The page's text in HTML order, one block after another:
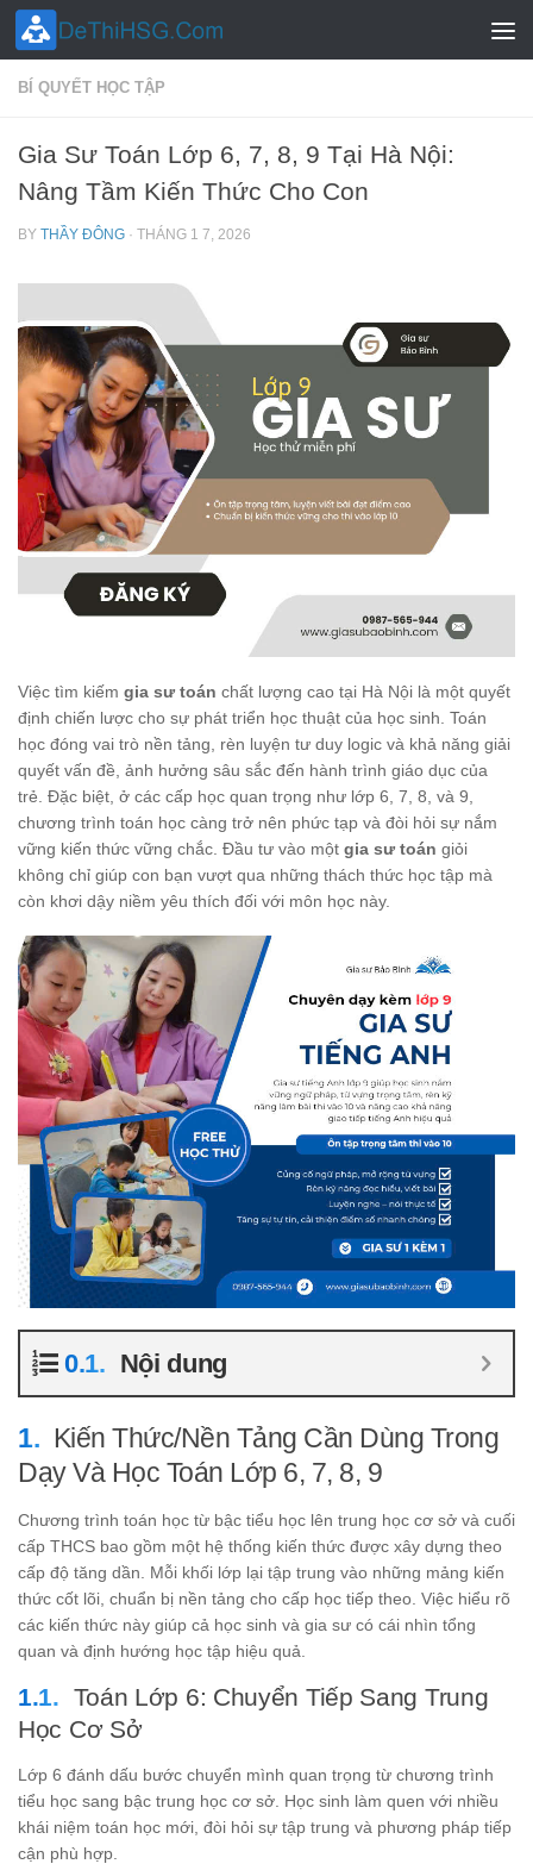
Skip to content
BÍ QUYẾT HỌC TẬP
Gia Sư Toán Lớp 6, 7, 8, 9 Tại Hà Nội:
Nâng Tầm Kiến Thức Cho Con
BY THẦY ĐÔNG · THÁNG 1 7, 2026
Việc tìm kiếm gia sư toán chất lượng cao tại Hà Nội là một quyết
định chiến lược cho sự phát triển học thuật của học sinh. Toán
học đóng vai trò nền tảng, rèn luyện tư duy logic và khả năng giải
quyết vấn đề, ảnh hưởng sâu sắc đến hành trình giáo dục của
trẻ. Đặc biệt, ở các cấp học quan trọng như lớp 6, 7, 8, và 9,
chương trình toán học càng trở nên phức tạp và đòi hỏi sự nắm
vững kiến thức vững chắc. Đầu tư vào một gia sư toán giỏi
không chỉ giúp con bạn vượt qua những thách thức học tập mà
còn khơi dậy niềm yêu thích đối với môn học này.
Nội dung
Kiến Thức/Nền Tảng Cần Dùng Trong
Dạy Và Học Toán Lớp 6, 7, 8, 9
Chương trình toán học từ bậc tiểu học lên trung học cơ sở và cuối
cấp THCS bao gồm một hệ thống kiến thức được xây dựng theo
cấp độ tăng dần. Mỗi khối lớp lại tập trung vào những mảng kiến
thức cốt lõi, chuẩn bị nền tảng cho cấp học tiếp theo. Việc hiểu rõ
các kiến thức này giúp cả học sinh và gia sư có cái nhìn tổng
quan và định hướng học tập hiệu quả.
Toán Lớp 6: Chuyển Tiếp Sang Trung
Học Cơ Sở
Lớp 6 đánh dấu bước chuyển mình quan trọng từ chương trình
tiểu học sang bậc trung học cơ sở. Học sinh làm quen với nhiều
khái niệm toán học mới, đòi hỏi sự tập trung và phương pháp tiếp
cận phù hợp.